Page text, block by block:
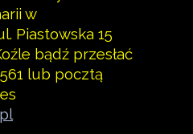
w
Piastowska 15
bądź przesłać
lub pocztą